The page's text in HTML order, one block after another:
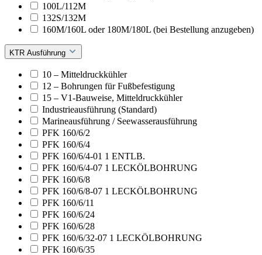
100L/112M
132S/132M
160M/160L oder 180M/180L (bei Bestellung anzugeben)
KTR Ausführung
10 – Mitteldruckkühler
12 – Bohrungen für Fußbefestigung
15 – V1-Bauweise, Mitteldruckkühler
Industrieausführung (Standard)
Marineausführung / Seewasserausführung
PFK 160/6/2
PFK 160/6/4
PFK 160/6/4-01 1 ENTLB.
PFK 160/6/4-07 1 LECKÖLBOHRUNG
PFK 160/6/8
PFK 160/6/8-07 1 LECKÖLBOHRUNG
PFK 160/6/11
PFK 160/6/24
PFK 160/6/28
PFK 160/6/32-07 1 LECKÖLBOHRUNG
PFK 160/6/35